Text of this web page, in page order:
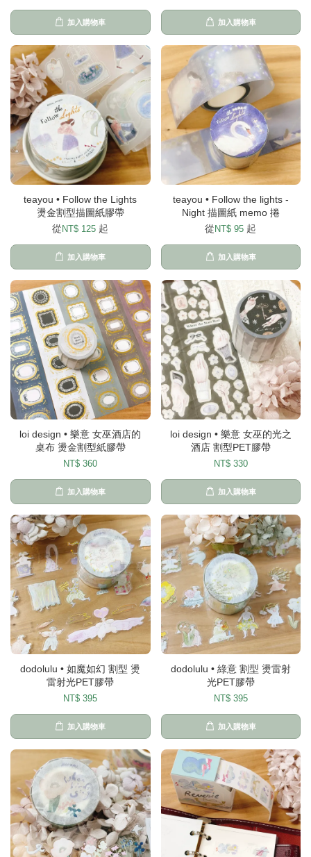
加入購物車 加入購物車
teayou • Follow the Lights
燙金割型描圖紙膠帶
從 NT$ 125 起
加入購物車
teayou • Follow the lights -
Night 描圖紙 memo 捲
從 NT$ 95 起
加入購物車
loi design • 樂意 女巫酒店的
桌布 燙金割型紙膠帶
NT$ 360
加入購物車
loi design • 樂意 女巫的光之
酒店 割型PET膠帶
NT$ 330
加入購物車
dodolulu • 如魔如幻 割型 燙
雷射光PET膠帶
NT$ 395
加入購物車
dodolulu • 綠意 割型 燙雷射
光PET膠帶
NT$ 395
加入購物車